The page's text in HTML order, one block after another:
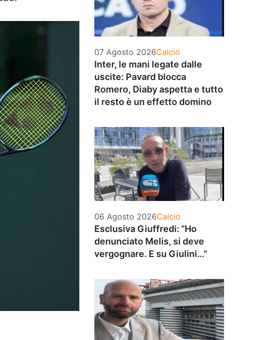
07 Agosto 2026Categorie
Calcio
Inter, le mani legate dalle
uscite: Pavard blocca
Romero, Diaby aspetta e tutto
il resto è un effetto domino
06 Agosto 2026Categorie
Calcio
Esclusiva Giuffredi: “Ho
denunciato Melis, si deve
vergognare. E su Giulini…”